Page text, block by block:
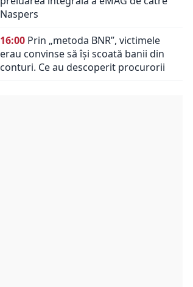
Naspers
16:00 Prin „metoda BNR”, victimele
erau convinse să își scoată banii din
conturi. Ce au descoperit procurorii